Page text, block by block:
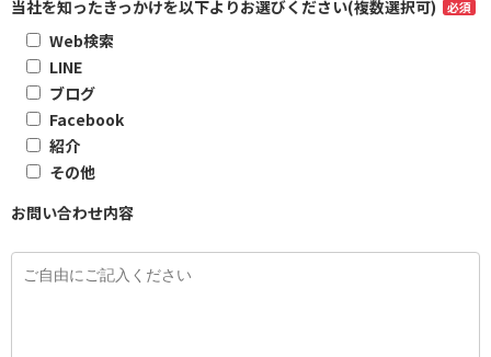
当社を知ったきっかけを以下よりお選びください(複数選択可)
必須
Web検索
LINE
ブログ
Facebook
紹介
その他
お問い合わせ内容